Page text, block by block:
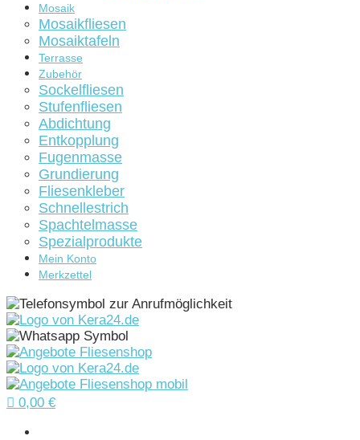
Mosaik
Mosaikfliesen
Mosaiktafeln
Terrasse
Zubehör
Sockelfliesen
Stufenfliesen
Abdichtung
Entkopplung
Fugenmasse
Grundierung
Fliesenkleber
Schnellestrich
Spachtelmasse
Spezialprodukte
Mein Konto
Merkzettel
 0,00 €